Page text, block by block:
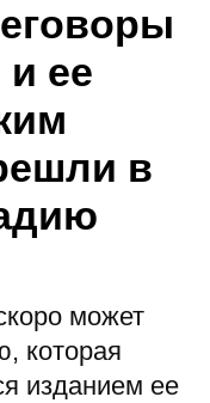
ее
в
может
которая
изданием ее